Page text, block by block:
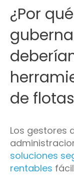
¿Por
de
Los gestores
soluciones
rentables